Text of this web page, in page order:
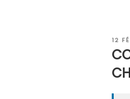
LE
12